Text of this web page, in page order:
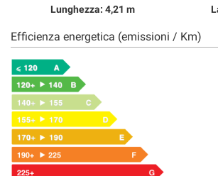
Lunghezza: 4,21 m
Efficienza energetica (emissioni / Km)